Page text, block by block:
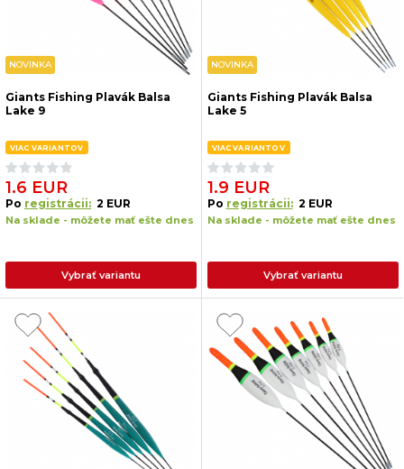
NOVINKA
Giants Fishing Plavák Balsa
Lake 9
VIAC VARIANTOV
1.6 EUR
Po registrácii: 2 EUR
Na sklade - môžete mať ešte dnes
Vybrať variantu
NOVINKA
Giants Fishing Plavák Balsa
Lake 5
VIAC VARIANTOV
1.9 EUR
Po registrácii: 2 EUR
Na sklade - môžete mať ešte dnes
Vybrať variantu